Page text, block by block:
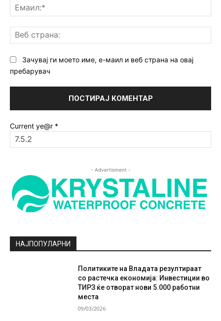
Зачувај ги моето име, е-маил и веб страна на овај
пребарувач
Current ye@r *
- Advertisment -
НАЈПОПУЛАРНИ
Политиките на Владата резултираат
со растечка економија: Инвестиции во
ТИРЗ ќе отворат нови 5.000 работни
места
09/03/2026